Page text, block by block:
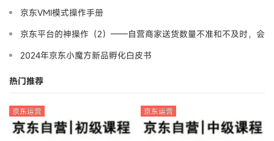
京东VMI模式操作手册
京东平台的神操作（2）——自营商家送货数量不准和不及时，会
罚款！！
2024年京东小魔方新品孵化白皮书
热门推荐
京东运营 京东运营